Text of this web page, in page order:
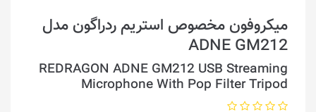
میکروفون مخصوص استریم ردراگون مدل
ADNE GM212
REDRAGON ADNE GM212 USB Streaming
Microphone With Pop Filter Tripod